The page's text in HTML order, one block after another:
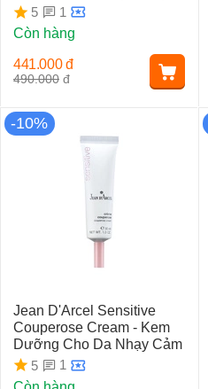
5
1
Còn hàng
490.000 đ
441.000 đ
-10%
Jean D'Arcel Sensitive
Couperose Cream - Kem
Dưỡng Cho Da Nhạy Cảm
5
1